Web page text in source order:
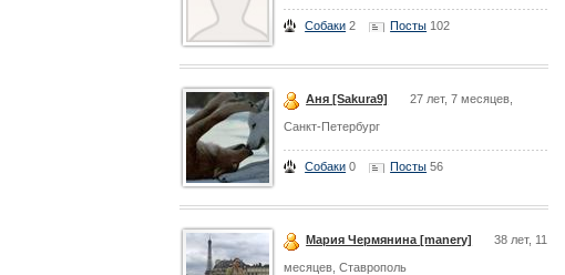
Собаки 2 Посты 102
Аня [Sakura9] 27 лет, 7 месяцев,
Санкт-Петербург
Собаки 0 Посты 56
Мария Чермянина [manery] 38 лет, 11
месяцев, Ставрополь